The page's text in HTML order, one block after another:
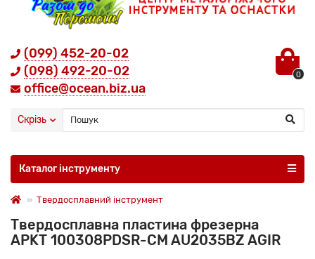
(099) 452-20-02
(098) 492-20-02
office@ocean.biz.ua
0
Скрізь
Каталог інструменту
Твердосплавний інструмент
Твердосплавна пластина фрезерна
APKT 100308PDSR-CM AU2035BZ AGIR